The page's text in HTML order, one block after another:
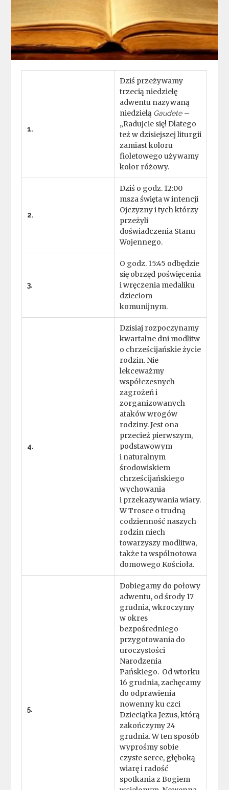
1.
Dziś przeżywamy
trzecią niedzielę
adwentu nazywaną
niedzielą Gaudete –
„Radujcie się! Dlatego
też w dzisiejszej liturgii
zamiast koloru
fioletowego używamy
kolor różowy.
2.
Dziś o godz. 12:00
msza święta w intencji
Ojczyzny i tych którzy
przeżyli
doświadczenia Stanu
Wojennego.
3.
O godz. 15:45 odbędzie
się obrzęd poświęcenia
i wręczenia medaliku
dzieciom
komunijnym.
4.
Dzisiaj rozpoczynamy
kwartalne dni modlitw
o chrześcijańskie życie
rodzin. Nie
lekceważmy
współczesnych
zagrożeń i
zorganizowanych
ataków wrogów
rodziny. Jest ona
przecież pierwszym,
podstawowym
i naturalnym
środowiskiem
chrześcijańskiego
wychowania
i przekazywania wiary.
W Trosce o trudną
codzienność naszych
rodzin niech
towarzyszy modlitwa,
także ta wspólnotowa
domowego Kościoła.
5.
Dobiegamy do połowy
adwentu, od środy 17
grudnia, wkroczymy
w okres
bezpośredniego
przygotowania do
uroczystości
Narodzenia
Pańskiego. Od wtorku
16 grudnia, zachęcamy
do odprawienia
nowenny ku czci
Dzieciątka Jezus, którą
zakończymy 24
grudnia. W ten sposób
wyprośmy sobie
czyste serce, głęboką
wiarę i radość
spotkania z Bogiem